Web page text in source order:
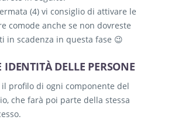
(4) vi consiglio di attivare le
comode anche se non dovreste
in scadenza in questa fase 😉
IDENTITÀ DELLE PERSONE
il profilo di ogni componente del
che farà poi parte della stessa